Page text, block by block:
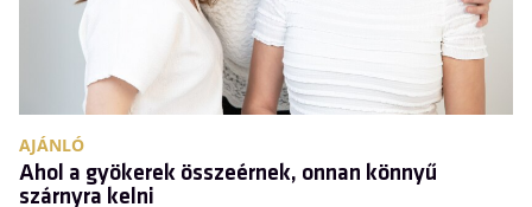
AJÁNLÓ
Ahol a gyökerek összeérnek, onnan könnyű
szárnyra kelni